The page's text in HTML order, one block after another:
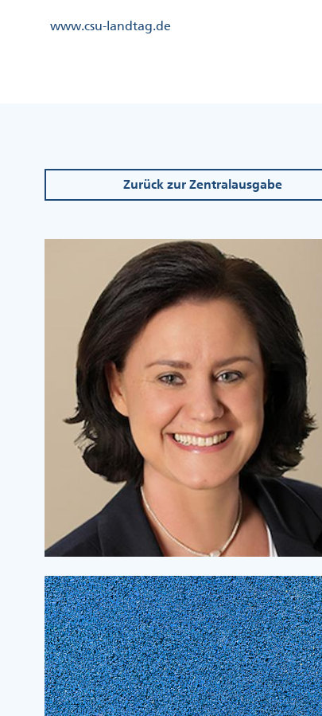
Kopfzeile
www.csu-landtag.de
Zurück zur Zentralausgabe